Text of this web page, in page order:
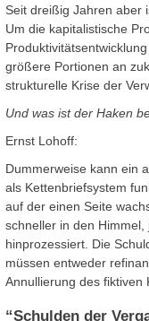
Seit dreißig Jahren aber
Um die kapitalistische
größere Portionen an
strukturelle Krise der
Und was ist der Haken
Ernst Lohoff:
Dummerweise kann ein
als Kettenbriefsystem
auf der einen Seite
schneller in den
hinprozessiert. Die
müssen entweder
Annullierung des fiktiven
“Schulden der